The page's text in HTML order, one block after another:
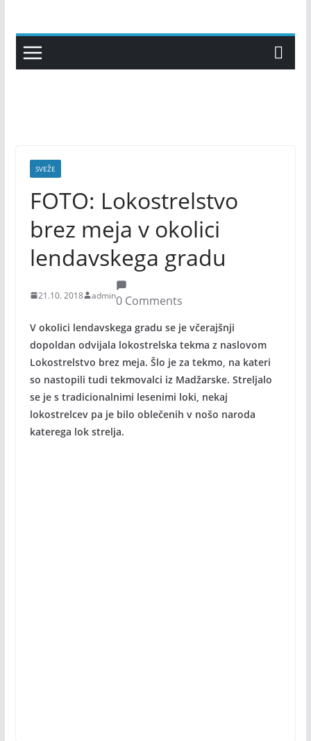
content
SVEŽE
FOTO: Lokostrelstvo
brez meja v okolici
lendavskega gradu
21.10. 2018 admin0 Comments
V okolici lendavskega gradu se je včerajšnji
dopoldan odvijala lokostrelska tekma z naslovom
Lokostrelstvo brez meja. Šlo je za tekmo, na kateri
so nastopili tudi tekmovalci iz Madžarske. Streljalo
se je s tradicionalnimi lesenimi loki, nekaj
lokostrelcev pa je bilo oblečenih v nošo naroda
katerega lok strelja.